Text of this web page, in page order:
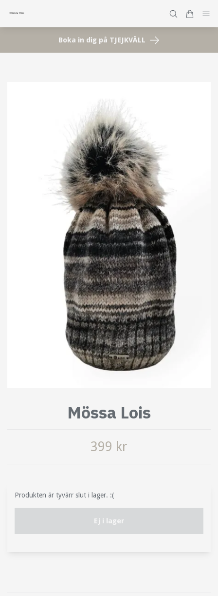
Boka in dig på TJEJKVÄLL
Mössa Lois
399 kr
Produkten är tyvärr slut i lager. :(
Ej i lager